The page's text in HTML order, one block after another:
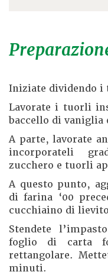
Iniziate dividendo i
Lavorate i tuorli
baccello di vaniglia
A parte, lavorate
incorporateli
zucchero e tuorli
A questo punto,
di farina ‘00
cucchiaino di
Stendete
foglio di carta
rettangolare.
minuti.